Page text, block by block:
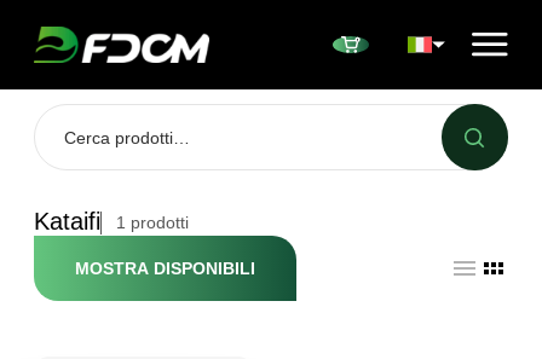
Kataifi 1 prodotti
MOSTRA DISPONIBILI